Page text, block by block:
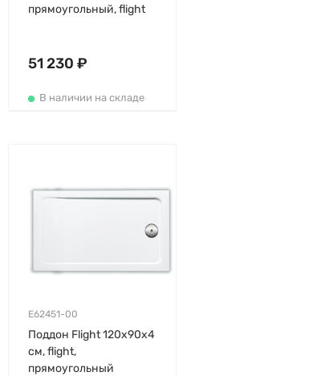
прямоугольный, flight
51 230 ₽
В наличии на складе
E62451-00
Поддон Flight 120х90х4
см, flight,
прямоугольный